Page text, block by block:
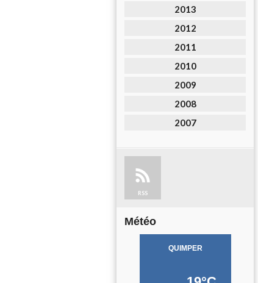
2013
2012
2011
2010
2009
2008
2007
RSS
Météo